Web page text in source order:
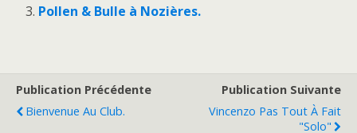
Pollen & Bulle à Nozières.
Publication Précédente
Bienvenue Au Club.
Publication Suivante
Vincenzo Pas Tout À Fait
"solo"